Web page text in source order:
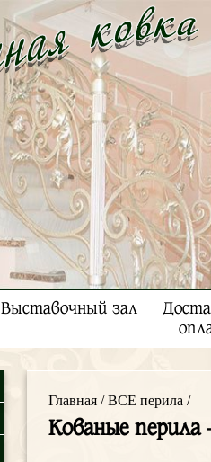
Выставочный зал
Главная/ВСЕ перила /
Кованые